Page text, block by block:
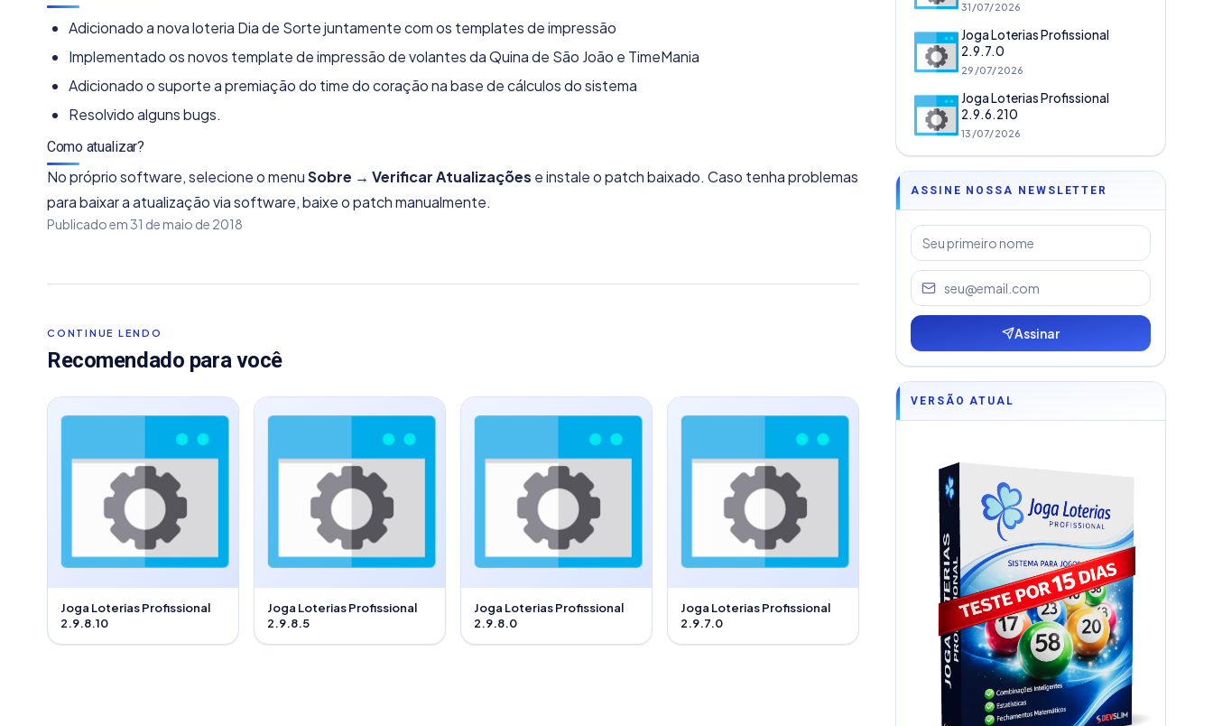
Adicionado a nova loteria Dia de Sorte juntamente com os templates de impressão
Implementado os novos template de impressão de volantes da Quina de São João e TimeMania
Adicionado o suporte a premiação do time do coração na base de cálculos do sistema
Resolvido alguns bugs.
Como atualizar?
No próprio software, selecione o menuSobre → Verificar Atualizações e instale o patch baixado. Caso tenha problemas
para baixar a atualização via software, baixe o patch manualmente.
Publicado em31 de maio de 2018
CONTINUE LENDO
Recomendado para você
Joga Loterias Profissional
2.9.8.10
Joga Loterias Profissional
2.9.8.5
Joga Loterias Profissional
2.9.8.0
Joga Loterias Profissional
2.9.7.0
31/07/2026
Joga Loterias Profissional
2.9.7.0
29/07/2026
Joga Loterias Profissional
2.9.6.210
13/07/2026
ASSINE NOSSA NEWSLETTER
Assinar
VERSÃO ATUAL